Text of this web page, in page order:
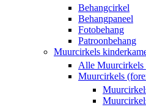
Behangcirkel
Behangpaneel
Fotobehang
Patroonbehang
Muurcirkels
Alle Muurcirkels
Muurcirkels